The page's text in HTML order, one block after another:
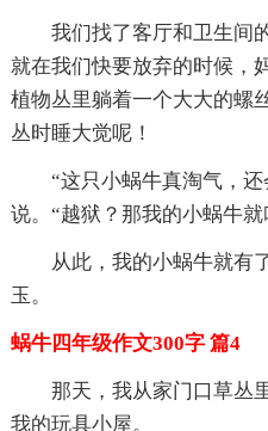
我们找了客厅和卫生间
就在我们快要放弃的时候，
植物丛里躺着一个大大的螺
丛时睡大觉呢！
“这只小蜗牛真淘气，
说。“越狱？那我的小蜗牛就
从此，我的小蜗牛就
玉。
蜗牛四年级作文300字 篇4
那天，我从家门口草丛
我的玩具小屋。